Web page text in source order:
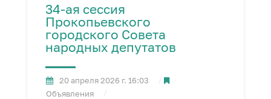
34-ая сессия
Прокопьевского
городского Совета
народных депутатов
20 апреля 2026 г. 16:03
Объявления